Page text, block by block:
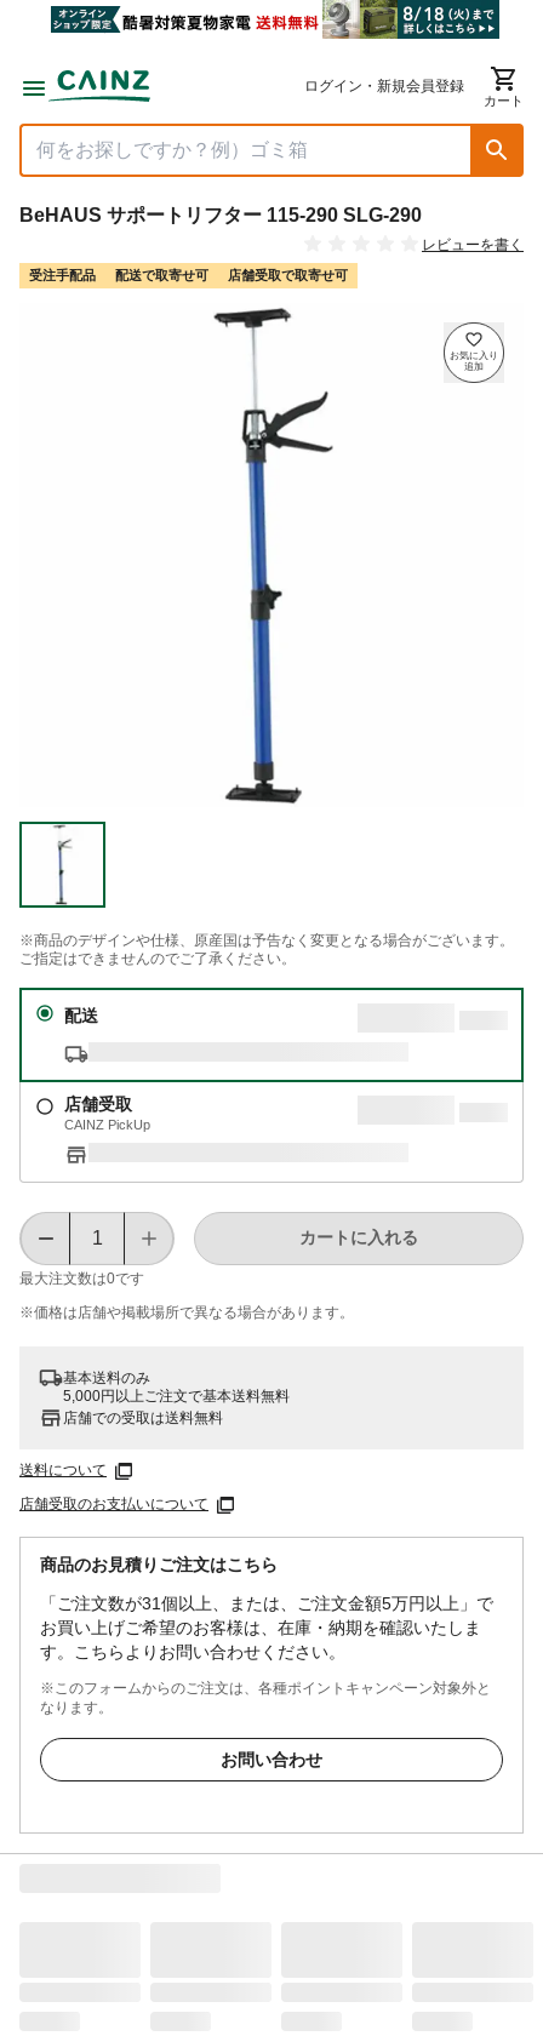
ログイン・新規会員登録
カート
BeHAUS サポートリフター 115-290 SLG-290
レビューを書く
受注手配品 配送で取寄せ可 店舗受取で取寄せ可
※商品のデザインや仕様、原産国は予告なく変更となる場合がございます。
ご指定はできませんのでご了承ください。
配送
店舗受取
CAINZ PickUp
最大注文数は0です
カートに入れる
※価格は​店舗や​掲載場所で​異なる​場合が​あります。
基本送料のみ
5,000円以上ご注文で基本送料無料
店舗での受取は送料無料
送料について
店舗受取のお支払いについて
商品のお見積りご注文はこちら
「ご注文数が31個以上、または、ご注文金額5万円以上」で
お買い上げご希望のお客様は、在庫・納期を確認いたしま
す。こちらよりお問い合わせください。
※このフォームからのご注文は、各種ポイントキャンペーン対象外と
なります。
お問い合わせ